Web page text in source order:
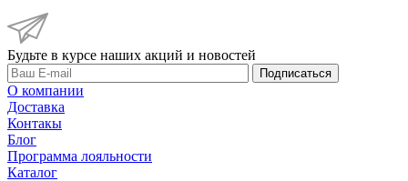
Будьте в курсе наших акций и новостей
Подписаться
О компании
Доставка
Контакы
Блог
Программа лояльности
Каталог